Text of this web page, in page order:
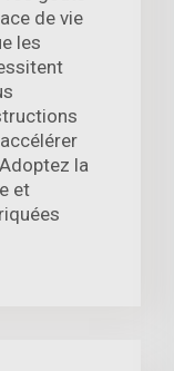
de vie
les
la
et